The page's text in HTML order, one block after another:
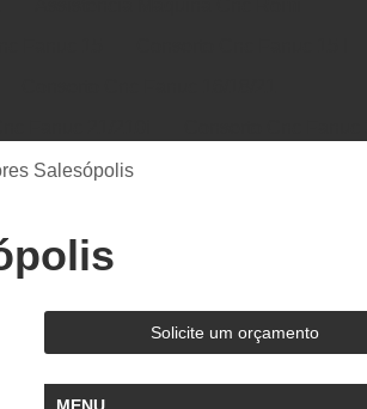
Fanuc 32i
Siemens 805
Nck Siemens
Conserto Sinumerik 3
Cnc Diadur
Salesópolis
Solicite um orçamento